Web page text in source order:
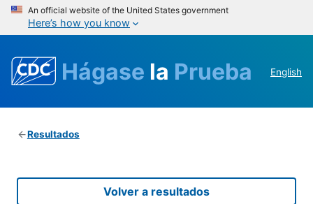
An official website of the United States government
Here’s how you know
Hágase la Prueba English
Resultados
Volver a resultados